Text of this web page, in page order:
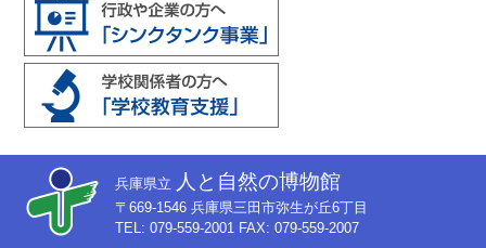
兵庫県立 人と自然の博物館
〒669-1546 兵庫県三田市弥生が丘6丁目
TEL: 079-559-2001 FAX: 079-559-2007